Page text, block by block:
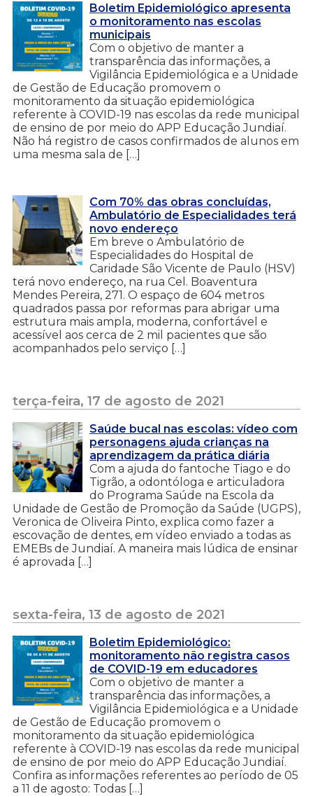
Boletim Epidemiológico apresenta
o monitoramento nas escolas
municipais
Com o objetivo de manter a
transparência das informações, a
Vigilância Epidemiológica e a Unidade
de Gestão de Educação promovem o
monitoramento da situação epidemiológica
referente à COVID-19 nas escolas da rede municipal
de ensino de por meio do APP Educação Jundiaí.
Não há registro de casos confirmados de alunos em
uma mesma sala de […]
Com 70% das obras concluídas,
Ambulatório de Especialidades terá
novo endereço
Em breve o Ambulatório de
Especialidades do Hospital de
Caridade São Vicente de Paulo (HSV)
terá novo endereço, na rua Cel. Boaventura
Mendes Pereira, 271. O espaço de 604 metros
quadrados passa por reformas para abrigar uma
estrutura mais ampla, moderna, confortável e
acessível aos cerca de 2 mil pacientes que são
acompanhados pelo serviço […]
terça-feira, 17 de agosto de 2021
Saúde bucal nas escolas: vídeo com
personagens ajuda crianças na
aprendizagem da prática diária
Com a ajuda do fantoche Tiago e do
Tigrão, a odontóloga e articuladora
do Programa Saúde na Escola da
Unidade de Gestão de Promoção da Saúde (UGPS),
Veronica de Oliveira Pinto, explica como fazer a
escovação de dentes, em vídeo enviado a todas as
EMEBs de Jundiaí. A maneira mais lúdica de ensinar
é aprovada […]
sexta-feira, 13 de agosto de 2021
Boletim Epidemiológico:
monitoramento não registra casos
de COVID-19 em educadores
Com o objetivo de manter a
transparência das informações, a
Vigilância Epidemiológica e a Unidade
de Gestão de Educação promovem o
monitoramento da situação epidemiológica
referente à COVID-19 nas escolas da rede municipal
de ensino de por meio do APP Educação Jundiaí.
Confira as informações referentes ao período de 05
a 11 de agosto: Todas […]